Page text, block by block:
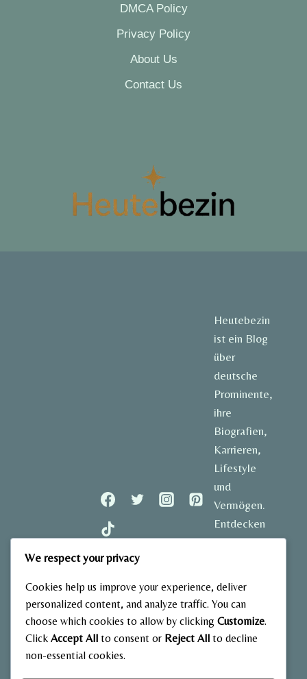
DMCA Policy
Privacy Policy
About Us
Contact Us
Heutebezin
ist ein Blog
über
deutsche
Prominente,
ihre
Biografien,
Karrieren,
Lifestyle
und
Vermögen.
Entdecken
Sie
und aktuelle
Einblicke in
das Leben
We respect your privacy
Cookies help us improve your experience, deliver
personalized content, and analyze traffic. You can
choose which cookies to allow by clicking Customize.
Click Accept All to consent or Reject All to decline
non-essential cookies.